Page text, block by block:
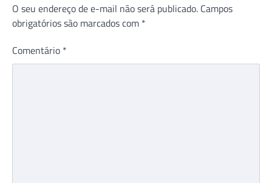
O seu endereço de e-mail não será publicado. Campos
obrigatórios são marcados com *
Comentário *